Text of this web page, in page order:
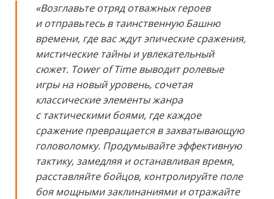
«Возглавьте отряд отважных героев
и отправьтесь в таинственную Башню
времени, где вас ждут эпические сражения,
мистические тайны и увлекательный
сюжет. Tower of Time выводит ролевые
игры на новый уровень, сочетая
классические элементы жанра
с тактическими боями, где каждое
сражение превращается в захватывающую
головоломку. Продумывайте эффективную
тактику, замедляя и останавливая время,
расставляйте бойцов, контролируйте поле
боя мощными заклинаниями и отражайте